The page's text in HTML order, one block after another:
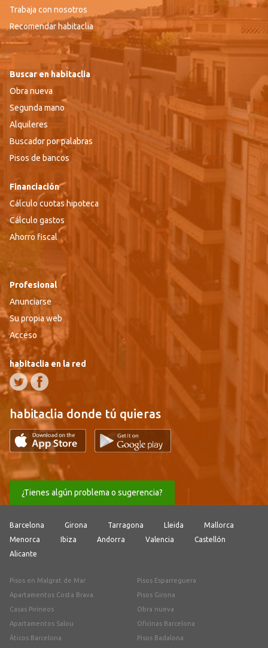
Trabaja con nosotros
Recomendar habitaclia
Buscar en habitaclia
Obra nueva
Segunda mano
Alquileres
Buscador por palabras
Pisos de bancos
Financiación
Cálculo cuotas hipoteca
Cálculo gastos
Ahorro fiscal
Profesional
Anunciarse
Su propia web
Acceso
habitaclia en la red
habitaclia donde tú quieras
¿Tienes algún problema o sugerencia?
Barcelona Girona Tarragona Lleida
Mallorca
Menorca
Ibiza Andorra Valencia
Castellón
Alicante
Pisos en Malgrat de Mar
Apartamentos Costa Brava
Casas Pirineos
Apartamentos Salou
Áticos Barcelona
Pisos Esparreguera
Pisos Girona
Obra nueva
Oficinas Barcelona
Pisos Badalona